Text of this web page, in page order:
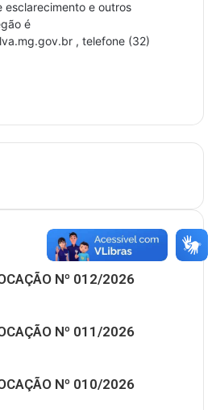
e outros
é
, telefone (32)
Nº 012/2026
Nº 011/2026
Nº 010/2026